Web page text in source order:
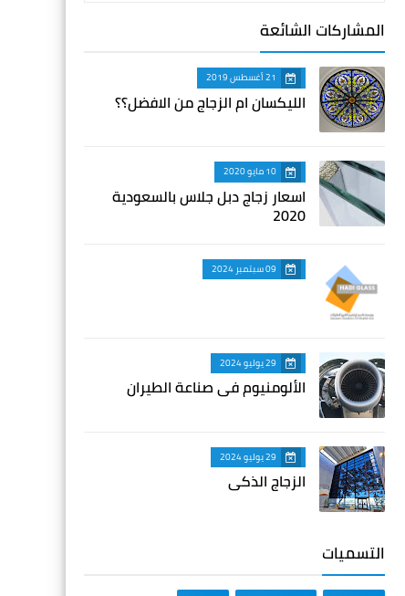
المشاركات الشائعة
21 أغسطس 2019
الليكسان ام الزجاج من الافضل؟؟
10 مايو 2020
اسعار زجاج دبل جلاس بالسعودية
2020
09 سبتمبر 2024
29 يوليو 2024
الألومنيوم في صناعة الطيران
29 يوليو 2024
الزجاج الذكي
التسميات